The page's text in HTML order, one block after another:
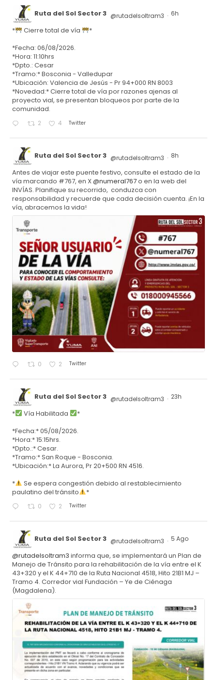
Ruta del Sol Sector 3 @rutadelsoltram3 · 6h
* Cierre total de vía
*
*Fecha: 06/08/2026.
*Hora: 11:10hrs
*Dpto.: Cesar
*Tramo:* Bosconia - Valledupar
*Ubicación: Valencia de Jesús - Pr 94+000 RN 8003
*Novedad:* Cierre total de vía por razones ajenas al
proyecto vial, se presentan bloqueos por parte de la
comunidad.
2 4 Twitter
Ruta del Sol Sector 3 @rutadelsoltram3 · 8h
Antes de viajar este puente festivo, consulte el estado de la
vía marcando #767, en X@numeral767o en la web del
INVÍAS. Planifique su recorrido, conduzca con
responsabilidad y recuerde que cada decisión cuenta. ¡En la
vía, abracemos la vida!
0 2 Twitter
Ruta del Sol Sector 3 @rutadelsoltram3 · 23h
* Vía Habilitada
*
*Fecha:* 05/08/2026.
*Hora:* 15:15hrs.
*Dpto.:* Cesar.
*Tramo:* San Roque - Bosconia.
*Ubicación:* La Aurora, Pr 20+500 RN 4516.
*
Se espera congestión debido al restablecimiento
paulatino del tránsito
*
0 2 Twitter
Ruta del Sol Sector 3 @rutadelsoltram3 · 5 Ago
@rutadelsoltram3 informa que, se implementará un Plan de
Manejo de Tránsito para la rehabilitación de la vía entre el K
43+320 y el K 44+710 de la Ruta Nacional 4518, Hito 21B1 MJ –
Tramo 4. Corredor vial Fundación – Ye de Ciénaga
(Magdalena).